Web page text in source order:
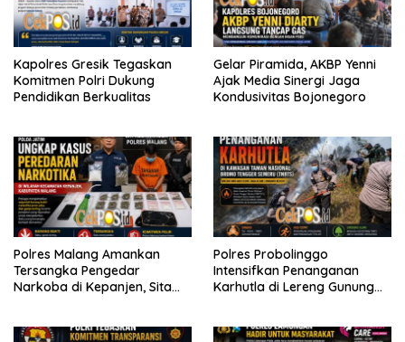
Kapolres Gresik Tegaskan
Komitmen Polri Dukung
Pendidikan Berkualitas
Gelar Piramida, AKBP Yenni
Ajak Media Sinergi Jaga
Kondusivitas Bojonegoro
Polres Malang Amankan
Tersangka Pengedar
Narkoba di Kepanjen, Sita
Polres Probolinggo
Intensifkan Penanganan
Karhutla di Lereng Gunung